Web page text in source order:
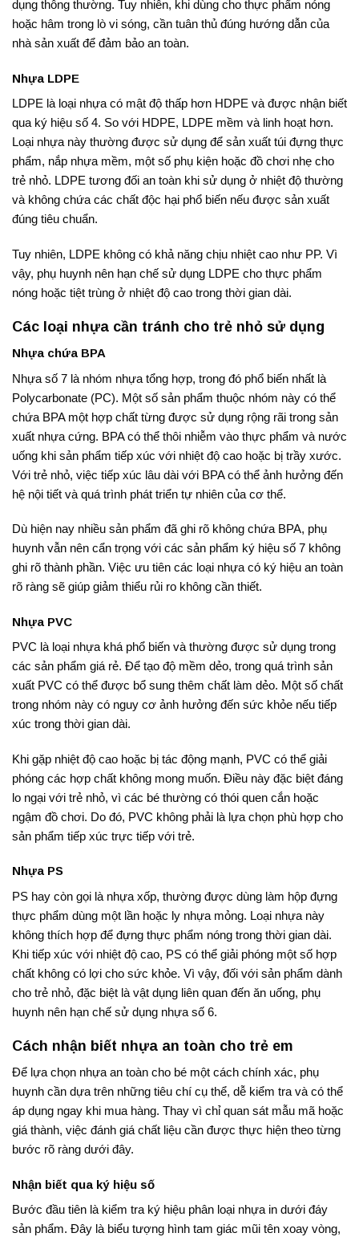
dụng thông thường. Tuy nhiên, khi dùng cho thực phẩm nóng
hoặc hâm trong lò vi sóng, cần tuân thủ đúng hướng dẫn của
nhà sản xuất để đảm bảo an toàn.
Nhựa LDPE
LDPE là loại nhựa có mật độ thấp hơn HDPE và được nhận biết
qua ký hiệu số 4. So với HDPE, LDPE mềm và linh hoạt hơn.
Loại nhựa này thường được sử dụng để sản xuất túi đựng thực
phẩm, nắp nhựa mềm, một số phụ kiện hoặc đồ chơi nhẹ cho
trẻ nhỏ. LDPE tương đối an toàn khi sử dụng ở nhiệt độ thường
và không chứa các chất độc hại phổ biến nếu được sản xuất
đúng tiêu chuẩn.
Tuy nhiên, LDPE không có khả năng chịu nhiệt cao như PP. Vì
vậy, phụ huynh nên hạn chế sử dụng LDPE cho thực phẩm
nóng hoặc tiệt trùng ở nhiệt độ cao trong thời gian dài.
Các loại nhựa cần tránh cho trẻ nhỏ sử dụng
Nhựa chứa BPA
Nhựa số 7 là nhóm nhựa tổng hợp, trong đó phổ biến nhất là
Polycarbonate (PC). Một số sản phẩm thuộc nhóm này có thể
chứa BPA một hợp chất từng được sử dụng rộng rãi trong sản
xuất nhựa cứng. BPA có thể thôi nhiễm vào thực phẩm và nước
uống khi sản phẩm tiếp xúc với nhiệt độ cao hoặc bị trầy xước.
Với trẻ nhỏ, việc tiếp xúc lâu dài với BPA có thể ảnh hưởng đến
hệ nội tiết và quá trình phát triển tự nhiên của cơ thể.
Dù hiện nay nhiều sản phẩm đã ghi rõ không chứa BPA, phụ
huynh vẫn nên cẩn trọng với các sản phẩm ký hiệu số 7 không
ghi rõ thành phần. Việc ưu tiên các loại nhựa có ký hiệu an toàn
rõ ràng sẽ giúp giảm thiểu rủi ro không cần thiết.
Nhựa PVC
PVC là loại nhựa khá phổ biến và thường được sử dụng trong
các sản phẩm giá rẻ. Để tạo độ mềm dẻo, trong quá trình sản
xuất PVC có thể được bổ sung thêm chất làm dẻo. Một số chất
trong nhóm này có nguy cơ ảnh hưởng đến sức khỏe nếu tiếp
xúc trong thời gian dài.
Khi gặp nhiệt độ cao hoặc bị tác động mạnh, PVC có thể giải
phóng các hợp chất không mong muốn. Điều này đặc biệt đáng
lo ngại với trẻ nhỏ, vì các bé thường có thói quen cắn hoặc
ngậm đồ chơi. Do đó, PVC không phải là lựa chọn phù hợp cho
sản phẩm tiếp xúc trực tiếp với trẻ.
Nhựa PS
PS hay còn gọi là nhựa xốp, thường được dùng làm hộp đựng
thực phẩm dùng một lần hoặc ly nhựa mỏng. Loại nhựa này
không thích hợp để đựng thực phẩm nóng trong thời gian dài.
Khi tiếp xúc với nhiệt độ cao, PS có thể giải phóng một số hợp
chất không có lợi cho sức khỏe. Vì vậy, đối với sản phẩm dành
cho trẻ nhỏ, đặc biệt là vật dụng liên quan đến ăn uống, phụ
huynh nên hạn chế sử dụng nhựa số 6.
Cách nhận biết nhựa an toàn cho trẻ em
Để lựa chọn nhựa an toàn cho bé một cách chính xác, phụ
huynh cần dựa trên những tiêu chí cụ thể, dễ kiểm tra và có thể
áp dụng ngay khi mua hàng. Thay vì chỉ quan sát mẫu mã hoặc
giá thành, việc đánh giá chất liệu cần được thực hiện theo từng
bước rõ ràng dưới đây.
Nhận biết qua ký hiệu số
Bước đầu tiên là kiểm tra ký hiệu phân loại nhựa in dưới đáy
sản phẩm. Đây là biểu tượng hình tam giác mũi tên xoay vòng,